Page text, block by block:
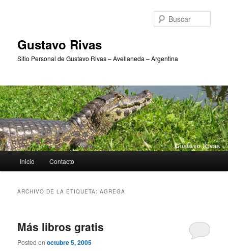
Gustavo Rivas
Sitio Personal de Gustavo Rivas – Avellaneda – Argentina
principal
Inicio Contacto
ARCHIVO DE LA ETIQUETA:AGREGA
Más libros gratis
Posted onoctubre 5, 2005